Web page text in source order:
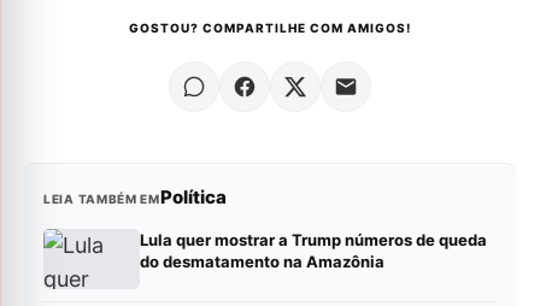
GOSTOU? COMPARTILHE COM AMIGOS!
LEIA TAMBÉM EMPolítica
Lula quer mostrar a Trump números de queda
do desmatamento na Amazônia